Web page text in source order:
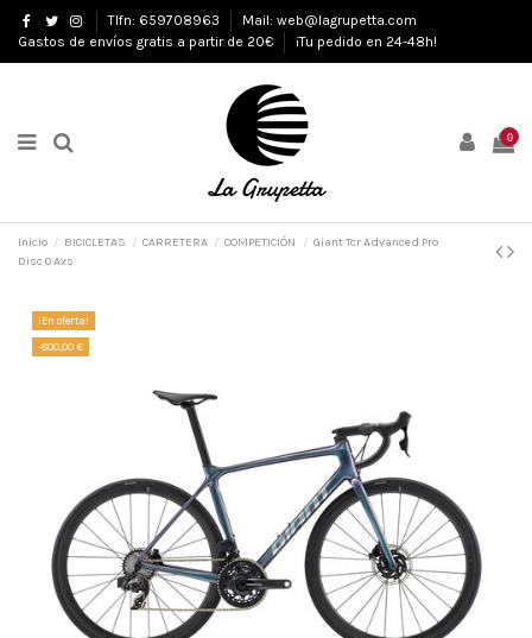
Tlfn: 659708963
Mail: web@lagrupetta.com
Gastos de envíos gratis a partir de 20€
¡Tu pedido en 24-48h!
0
Inicio BICICLETAS CARRETERA COMPETICIÓN
Giant Tcr Advanced Pro
Disc 0 Axs
¡En oferta!
-800,00 €